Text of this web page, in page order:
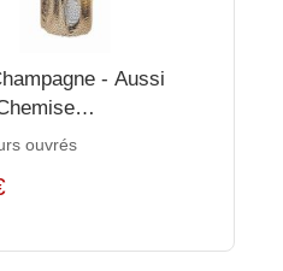
- Aussi
Pour GACD411
ouvrés